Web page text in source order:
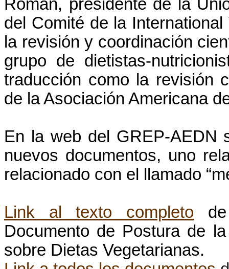
Román, presidente de la
del Comité de la
la revisión y coordinación
grupo de dietistas-
traducción como la revisión
de la Asociación Americana
En la web del GREP-AEDN
nuevos documentos, uno
relacionado con el llamado
Link al texto completo
Documento de Postura de
sobre Dietas Vegetarianas.